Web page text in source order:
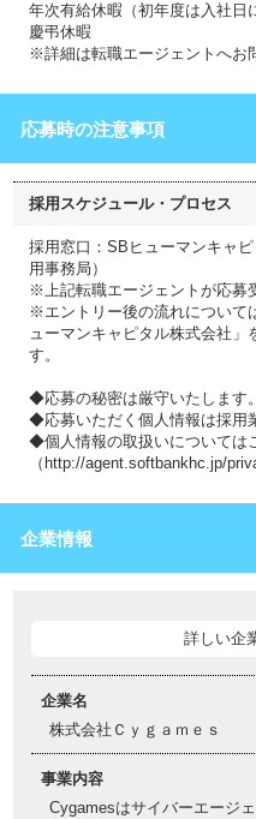
年次有給休暇（初年度は入社日
慶弔休暇
※詳細は転職エージェントへお
応募時の注意事項
採用スケジュール・プロセス
採用窓口：SBヒューマンキャ
用事務局）
※上記転職エージェントが応募
※エントリー後の流れについて
ューマンキャピタル株式会社」
す。
◆応募の秘密は厳守いたします。
◆応募いただく個人情報は採用
◆個人情報の取扱いについては
（http://agent.softbankhc.jp/
企業情報
詳しい企
企業名
株式会社Ｃｙｇａｍｅｓ
事業内容
Cygamesはサイバーエージ